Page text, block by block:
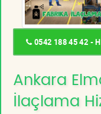
0542 188 45 42 -
Ankara
İlaçlama